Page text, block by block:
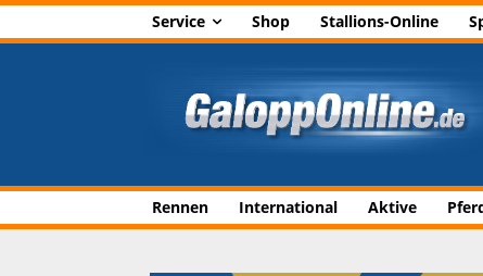
Service Shop Stallions-Online
Rennen International Aktive